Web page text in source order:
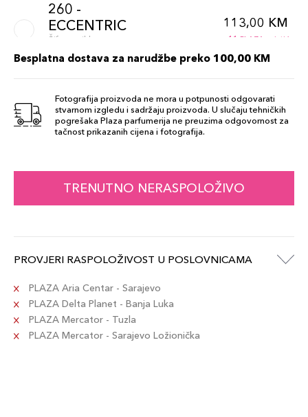
260 -
ECCENTRIC
Šifra artikla
887167615168
113,00 KM
+11 PLAZA cvjetića
SHOW
STOPPER 840
Šifra artikla
887167615069
113,00 KM
+11 PLAZA cvjetića
826 - MODERN
MUSE
113,00 KM
POWERFUL
220
Šifra artikla
887167614994
Besplatna dostava za narudžbe preko 100,00 KM
Fotografija proizvoda ne mora u potpunosti odgovarati
stvarnom izgledu i sadržaju proizvoda. U slučaju tehničkih
pogrešaka Plaza parfumerija ne preuzima odgovornost za
tačnost prikazanih cijena i fotografija.
TRENUTNO NERASPOLOŽIVO
PROVJERI RASPOLOŽIVOST U POSLOVNICAMA
PLAZA Aria Centar - Sarajevo
PLAZA Delta Planet - Banja Luka
PLAZA Mercator - Tuzla
PLAZA Mercator - Sarajevo Ložionička